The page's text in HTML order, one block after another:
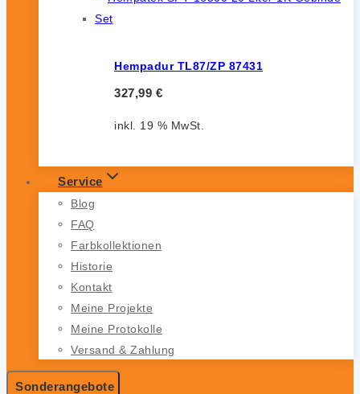
Hempadur TL87/ZP 87431
327,99 €
inkl. 19 % MwSt.
Service
Blog
FAQ
Farbkollektionen
Historie
Kontakt
Meine Projekte
Meine Protokolle
Versand & Zahlung
Sonderangebote